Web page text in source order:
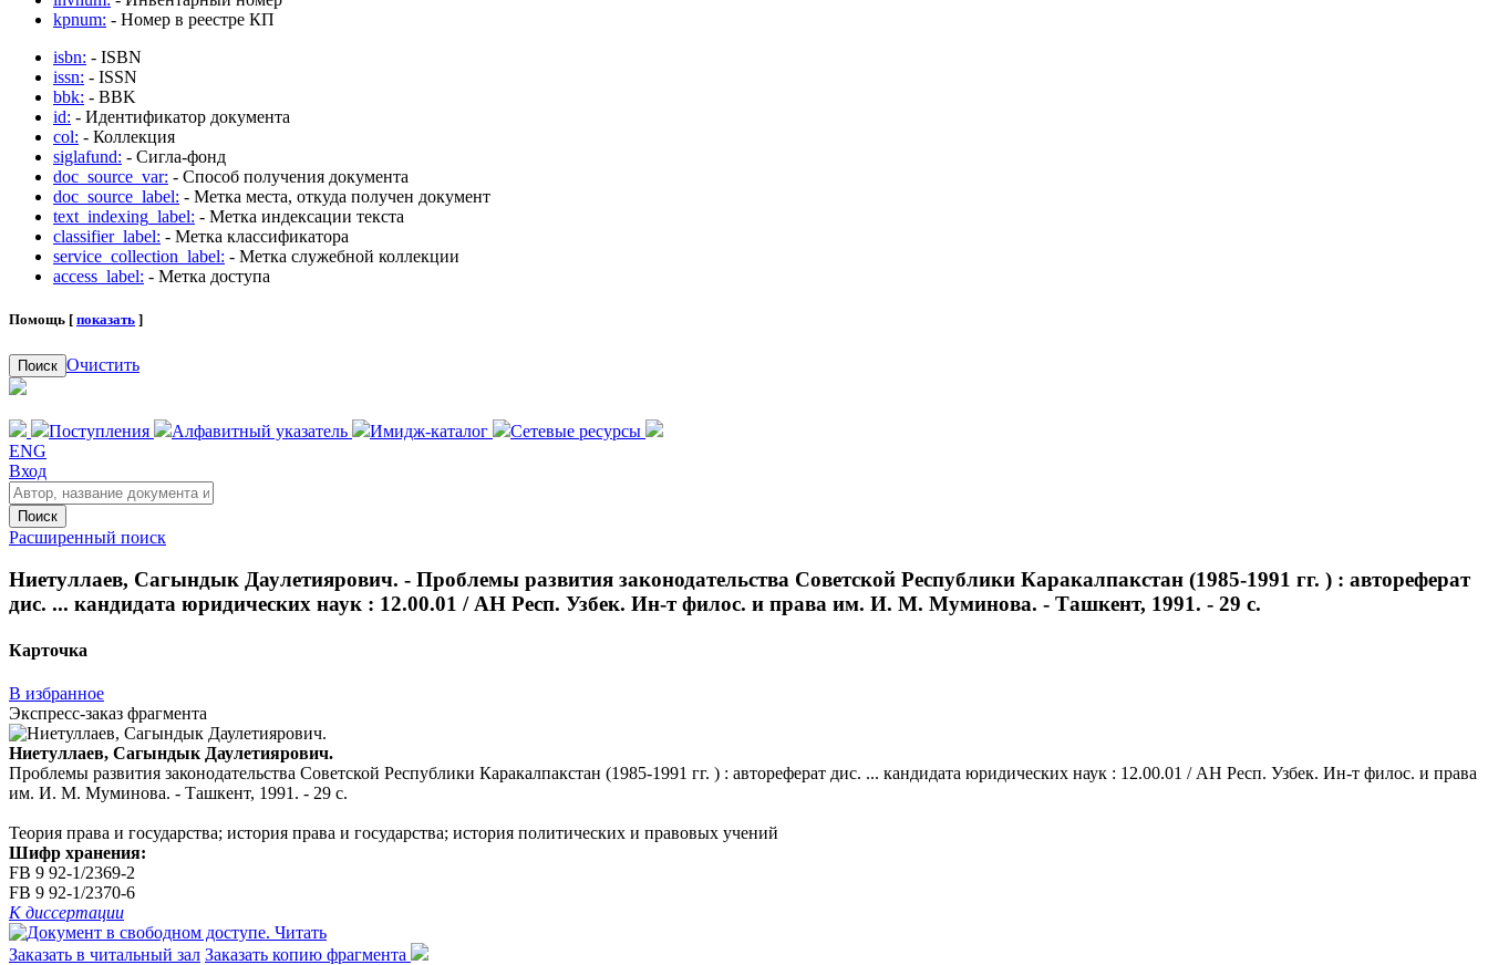
kpnum: - Номер в реестре КП
isbn: - ISBN
issn: - ISSN
bbk: - BBK
id: - Идентификатор документа
col: - Коллекция
siglafund: - Сигла-фонд
doc_source_var: - Способ получения документа
doc_source_label: - Метка места, откуда получен документ
text_indexing_label: - Метка индексации текста
classifier_label: - Метка классификатора
service_collection_label: - Метка служебной коллекции
access_label: - Метка доступа
Помощь [ показать ]
Поиск Очистить
Поступления Алфавитный указатель Имидж-каталог
Сетевые ресурсы
ENG
Вход
Поиск
Расширенный поиск
Ниетуллаев, Сагындык Даулетиярович. - Проблемы развития законодательства Советской Республики Каракалпакстан (1985-1991 гг. ) : автореферат
дис. ... кандидата юридических наук : 12.00.01 / АН Респ. Узбек. Ин-т филос. и права им. И. М. Муминова. - Ташкент, 1991. - 29 с.
Карточка
В избранное
Экспресс-заказ фрагмента
Ниетуллаев, Сагындык Даулетиярович.
Проблемы развития законодательства Советской Республики Каракалпакстан (1985-1991 гг. ) : автореферат дис. ... кандидата юридических наук : 12.00.01 / АН Респ. Узбек. Ин-т филос. и права
им. И. М. Муминова. - Ташкент, 1991. - 29 с.
Теория права и государства; история права и государства; история политических и правовых учений
Шифр хранения:
FB 9 92-1/2369-2
FB 9 92-1/2370-6
К диссертации
Читать
Заказать в читальный зал Заказать копию фрагмента